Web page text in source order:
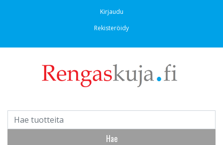
Kirjaudu
Rekisteröidy
Hae